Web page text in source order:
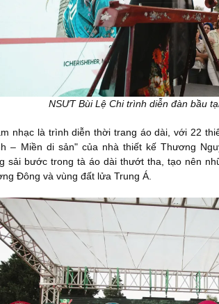
NSƯT Bùi Lệ Chi trình diễn đàn bầu
nhạc là trình diễn thời trang áo dài, với 22
– Miền di sản" của nhà thiết kế Thương
sải bước trong tà áo dài thướt tha, tạo nên
Đông và vùng đất lửa Trung Á.